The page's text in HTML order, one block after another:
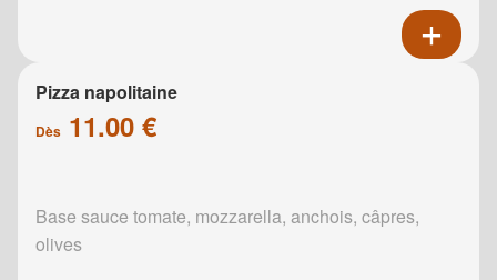
Pizza napolitaine
Dès 11.00 €
Base sauce tomate, mozzarella, anchois, câpres,
olives